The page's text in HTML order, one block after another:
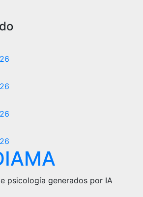
psicología generados por IA